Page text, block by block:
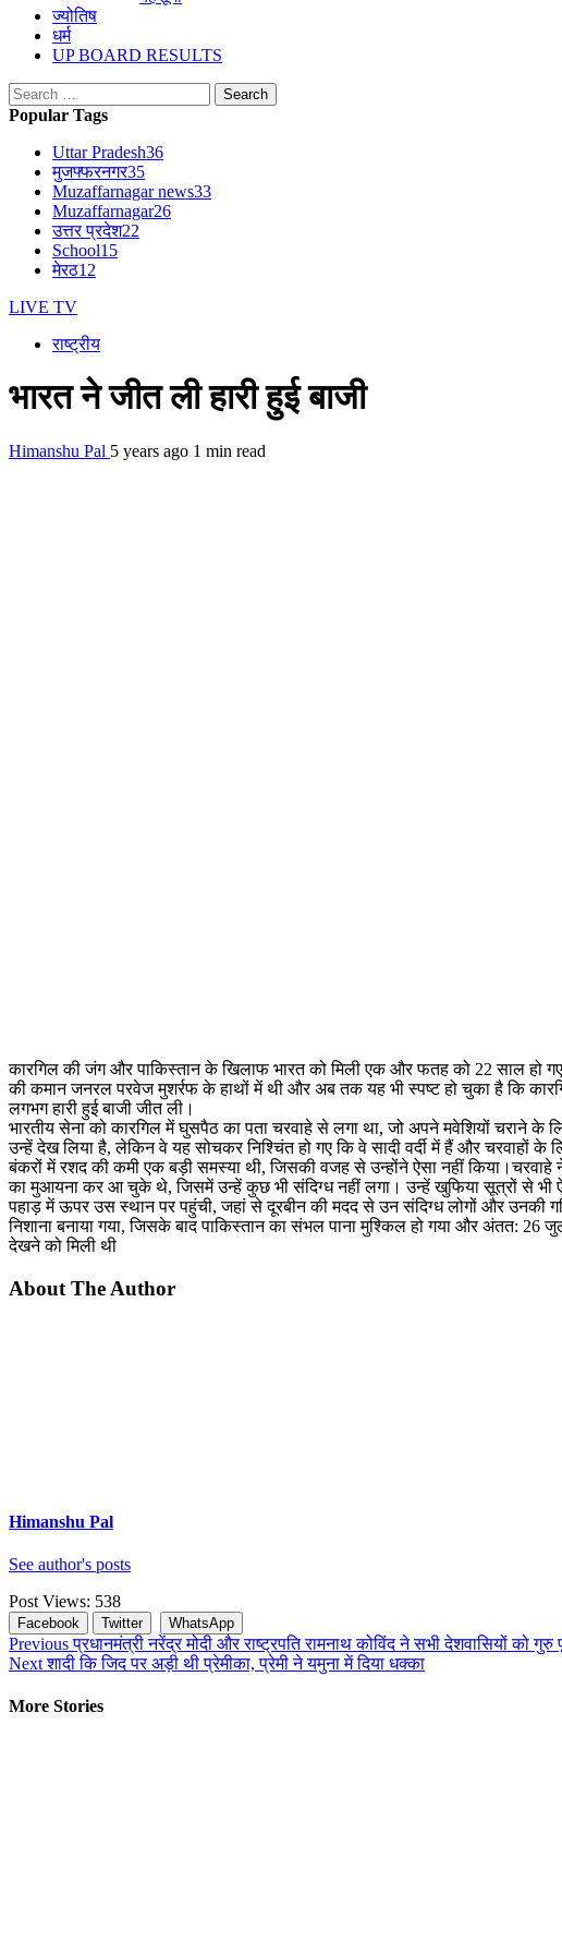
ज्योतिष
धर्म
UP BOARD RESULTS
Search
for:
Popular Tags
Uttar Pradesh36
मुजफ्फरनगर35
Muzaffarnagar news33
Muzaffarnagar26
उत्तर प्रदेश22
School15
मेरठ12
LIVE TV
राष्ट्रीय
भारत ने जीत ली हारी हुई बाजी
Himanshu Pal 5 years ago 1 min read
कारगिल की जंग और पाकिस्‍तान के खिलाफ भारत को मिली एक और फतह को 22 साल हो गए
की कमान जनरल परवेज मुशर्रफ के हाथों में थी और अब तक यह भी स्‍पष्‍ट हो चुका है कि
लगभग हारी हुई बाजी जीत ली।
भारतीय सेना को कारगिल में घुसपैठ का पता चरवाहे से लगा था, जो अपने मवेशियों चराने
उन्‍हें देख लिया है, लेकिन वे यह सोचकर निश्चिंत हो गए कि वे सादी वर्दी में हैं और चरवाहों
बंकरों में रशद की कमी एक बड़ी समस्या थी, जिसकी वजह से उन्‍होंने ऐसा नहीं
का मुआयना कर आ चुके थे, जिसमें उन्‍हें कुछ भी संदिग्‍ध नहीं लगा। उन्‍हें खुफिया सूत्रों से भी
पहाड़ में ऊपर उस स्‍थान पर पहुंची, जहां से दूरबीन की मदद से उन संदिग्‍ध लोगों और उनकी
निशाना बनाया गया, जिसके बाद पाकिस्‍तान का संभल पाना मुश्किल हो गया और अंतत:
देखने को मिली थी
About The Author
Himanshu Pal
See author's posts
Post Views: 538
Facebook Twitter WhatsApp
Continue
Reading
Previousप्रधानमंत्री नरेंद्र मोदी और राष्ट्रपति रामनाथ कोविंद ने सभी देशवासियों को गुरु
Nextशादी कि जिद पर अड़ी थी प्रेमीका, प्रेमी ने यमुना में दिया धक्का
More Stories